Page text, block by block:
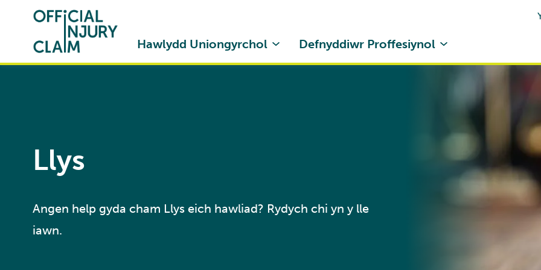
Hawlydd Uniongyrchol Defnyddiwr Proffesiynol
Llys
Angen help gyda cham Llys eich hawliad? Rydych chi yn y lle
iawn.